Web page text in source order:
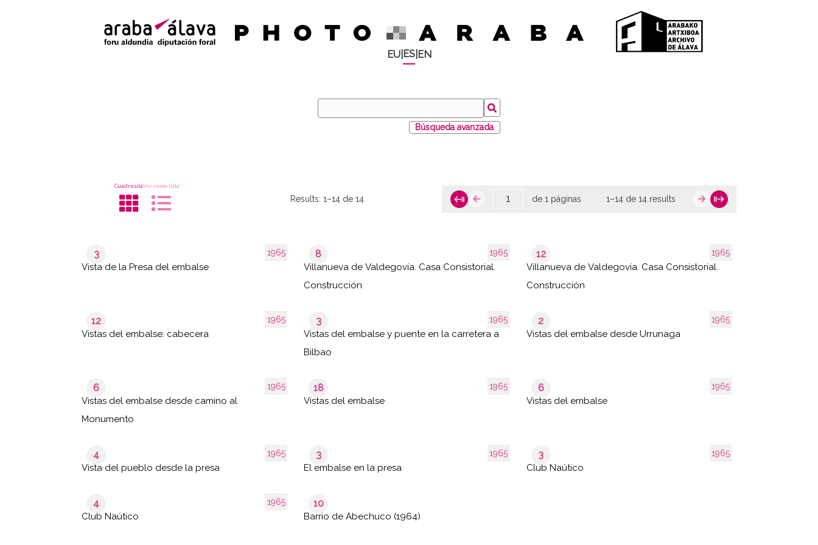
EU| ES| EN
Búsqueda avanzada
CuadrículaVer como lista
Results:1–14 de 14 de 1 páginas 1–14 de 14 results
1965
3
Vista de la Presa del embalse
1965
8
Villanueva de Valdegovía. Casa Consistorial.
Construcción
1965
12
Villanueva de Valdegovía. Casa Consistorial.
Construcción
1965
12
Vistas del embalse: cabecera
1965
3
Vistas del embalse y puente en la carretera a
Bilbao
1965
2
Vistas del embalse desde Urrunaga
1965
6
Vistas del embalse desde camino al
Monumento
1965
18
Vistas del embalse
1965
6
Vistas del embalse
1965
4
Vista del pueblo desde la presa
1965
3
El embalse en la presa
1965
3
Club Naútico
1965
4
Club Naútico
10
Barrio de Abechuco (1964)